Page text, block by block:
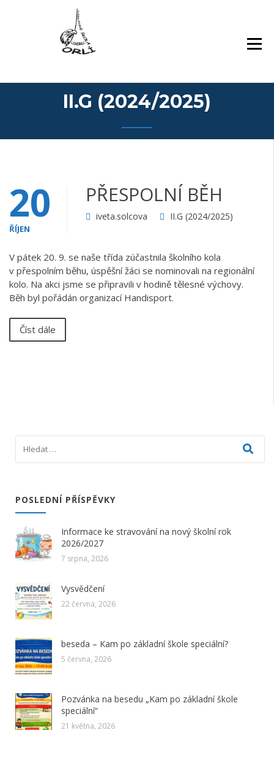
II.G (2024/2025)
20
ŘÍJEN
PŘESPOLNÍ BĚH
iveta.solcova II.G (2024/2025)
V pátek 20. 9. se naše třída zúčastnila školního kola
v přespolním běhu, úspěšní žáci se nominovali na regionální
kolo. Na akci jsme se připravili v hodině tělesné výchovy.
Běh byl pořádán organizací Handisport.
Číst dále
POSLEDNÍ PŘÍSPĚVKY
Informace ke stravování na nový školní rok
2026/2027
7 srpna, 2026
Vysvědčení
22 června, 2026
beseda – Kam po základní škole speciální?
5 června, 2026
Pozvánka na besedu „Kam po základní škole
speciální“
21 května, 2026